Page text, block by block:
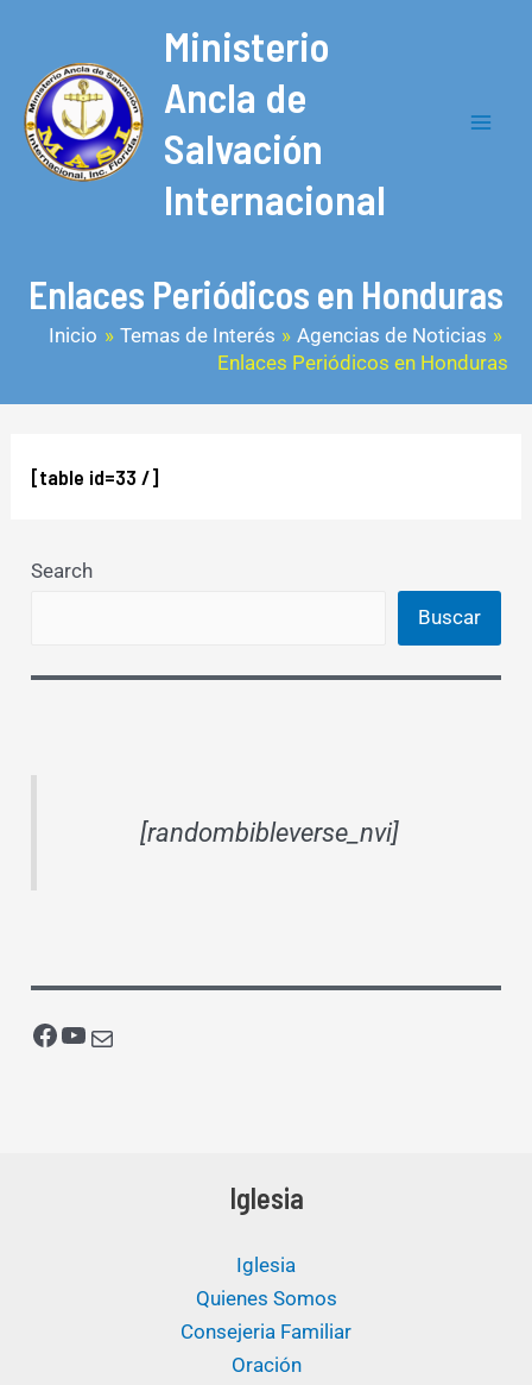
contenido
Ministerio
Ancla de
Salvación
Internacional
Enlaces Periódicos en Honduras
Inicio Temas de Interés
Agencias de Noticias
Enlaces Periódicos en Honduras
[table id=33 /]
Search
Buscar
[randombibleverse_nvi]
Iglesia
Iglesia
Quienes Somos
Consejeria Familiar
Oración